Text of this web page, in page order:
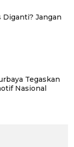
Jangan
Tegaskan
Nasional